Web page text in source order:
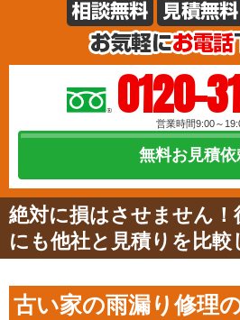
0120-
営業時間9:00～
無料お見積依
絶対に損はさせません
にも他社と見積りを比較
古い家の雨漏り修理